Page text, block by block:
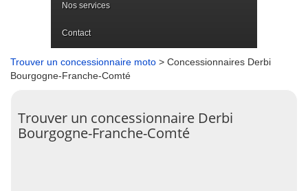
Nos services
Contact
Trouver un concessionnaire moto > Concessionnaires Derbi
Bourgogne-Franche-Comté
Trouver un concessionnaire Derbi
Bourgogne-Franche-Comté